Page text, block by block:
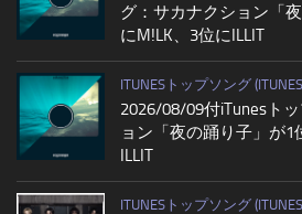
グ：サカナクション「
にM!LK、3位にILLIT
ITUNESトップソング
2026/08/09付iTunesト
ョン「夜の踊り子」が1
ILLIT
ITUNESトップソング